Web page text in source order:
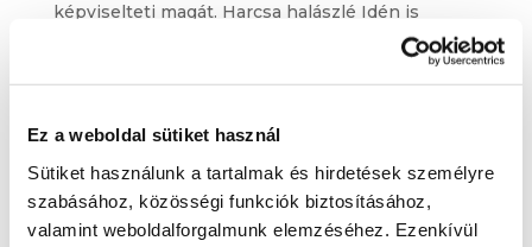
Ez a weboldal sütiket használ
Sütiket használunk a tartalmak és hirdetések személyre
szabásához, közösségi funkciók biztosításához,
valamint weboldalforgalmunk elemzéséhez. Ezenkívül
képviselteti magát. Harcsa halászlé Idén is
különleges recepttel készültünk. Egy remek